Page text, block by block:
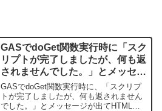
GASでdoGet関数実行時に「スク
リプトが完了しましたが、何も返
されませんでした。」とメッセー
ジが出てしまう問題
GASでdoGet関数実行時に、「スクリプ
トが完了しましたが、何も返されません
でした。」とメッセージが出てHTMLペ